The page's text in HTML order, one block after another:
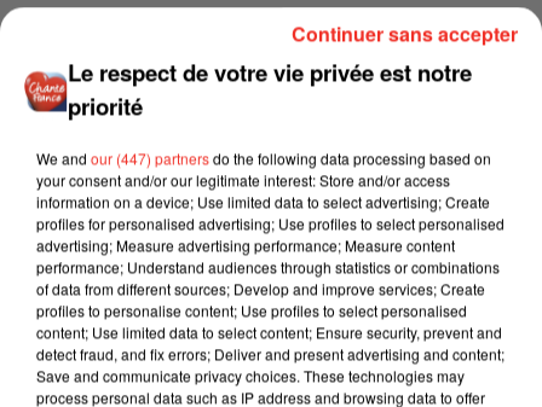
Le respect de votre vie privée est notre
priorité
We and our (447) partnersdo the following data processing based on
your consent and/or our legitimate interest: Store and/or access
information on a device; Use limited data to select advertising; Create
profiles for personalised advertising; Use profiles to select personalised
advertising; Measure advertising performance; Measure content
performance; Understand audiences through statistics or combinations
of data from different sources; Develop and improve services; Create
profiles to personalise content; Use profiles to select personalised
content; Use limited data to select content; Ensure security, prevent and
detect fraud, and fix errors; Deliver and present advertising and content;
Save and communicate privacy choices. These technologies may
process personal data such as IP address and browsing data to offer
Continuer sans accepter